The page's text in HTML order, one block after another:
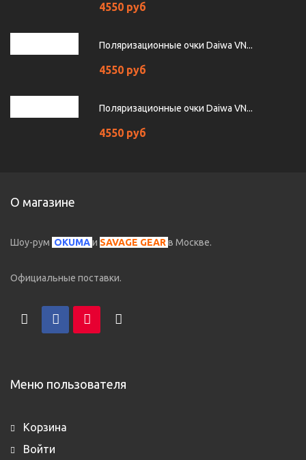
4550 руб
Поляризационные очки Daiwa VN...
4550 руб
Поляризационные очки Daiwa VN...
4550 руб
О магазине
Шоу-рум OKUMAи SAVAGE GEAR в Москве.
Официальные поставки.
Меню пользователя
Корзина
Войти